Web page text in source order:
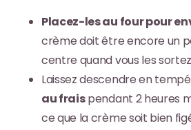
Placez-les au four pour
crème doit être encore un
centre quand vous les
Laissez descendre en
au fraispendant 2 heures
ce que la crème soit bien